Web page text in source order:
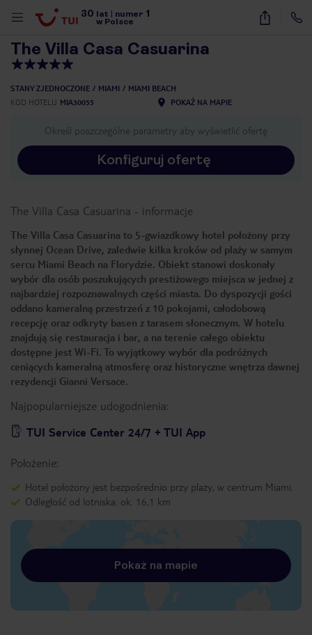
30 lat numer 1
w Polsce
32
The Villa Casa Casuarina
STANY ZJEDNOCZONE MIAMI
MIAMI BEACH
KOD HOTELU MIA30055 POKAŻ NA MAPIE
Określ poszczególne parametry aby wyświetlić ofertę
Konfiguruj ofertę
The Villa Casa Casuarina - informacje
The Villa Casa Casuarina to 5-gwiazdkowy hotel położony przy
słynnej Ocean Drive, zaledwie kilka kroków od plaży w samym
sercu Miami Beach na Florydzie. Obiekt stanowi doskonały
wybór dla osób poszukujących prestiżowego miejsca w jednej z
najbardziej rozpoznawalnych części miasta. Do dyspozycji gości
oddano kameralną przestrzeń z 10 pokojami, całodobową
recepcję oraz odkryty basen z tarasem słonecznym. W hotelu
znajdują się restauracja i bar, a na terenie całego obiektu
dostępne jest Wi-Fi. To wyjątkowy wybór dla podróżnych
ceniących kameralną atmosferę oraz historyczne wnętrza dawnej
rezydencji Gianni Versace.
Najpopularniejsze udogodnienia:
TUI Service Center 24/7 + TUI App
Położenie:
Hotel położony jest bezpośrednio przy plaży, w centrum Miami.
Odległość od lotniska: ok. 16,1 km
Pokaż na mapie